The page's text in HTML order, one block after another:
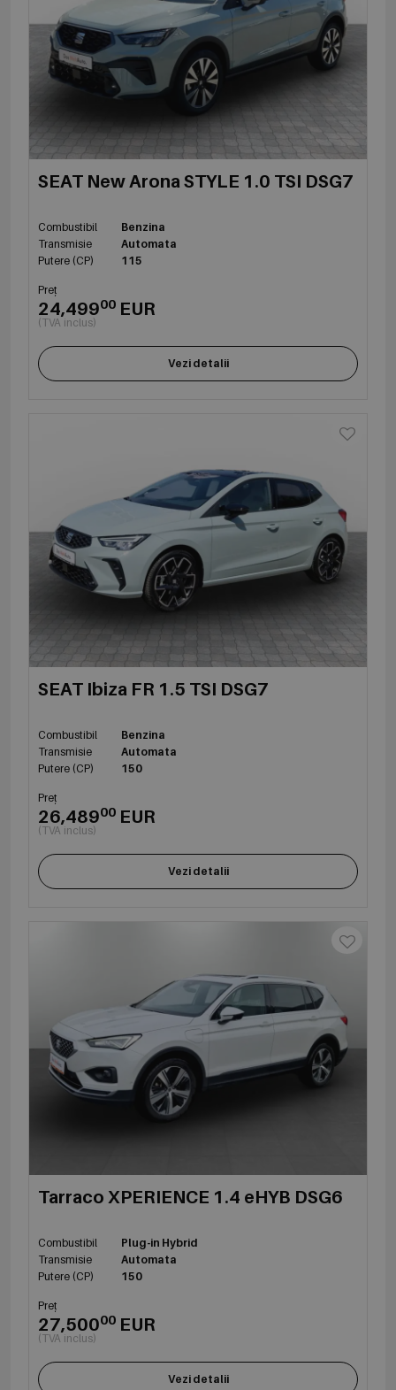
SEAT New Arona STYLE 1.0 TSI DSG7
Combustibil
Benzina
Transmisie
Automata
Putere (CP)
115
Preț
24,49900 EUR
(TVA inclus)
Vezi detalii
SEAT Ibiza FR 1.5 TSI DSG7
Combustibil
Benzina
Transmisie
Automata
Putere (CP)
150
Preț
26,48900 EUR
(TVA inclus)
Vezi detalii
Tarraco XPERIENCE 1.4 eHYB DSG6
Combustibil
Plug-in Hybrid
Transmisie
Automata
Putere (CP)
150
Preț
27,50000 EUR
(TVA inclus)
Vezi detalii